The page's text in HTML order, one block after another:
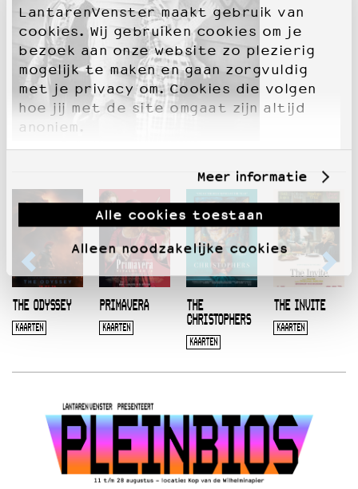
LantarenVenster maakt gebruik van
cookies. Wij gebruiken cookies om je
bezoek aan onze website zo plezierig
mogelijk te maken en gaan zorgvuldig
met je privacy om. Cookies die volgen
hoe jij met de site omgaat zijn altijd
anoniem.
Meer informatie
Alle cookies toestaan
Alleen noodzakelijke cookies
Duurzaamheid
Culturele boycot Israël
Ruimte voor artistieke vrijheid – VNPF
THE ODYSSEY
KAARTEN
PRIMAVERA
KAARTEN
THE
CHRISTOPHERS
KAARTEN
THE INVITE
KAARTEN